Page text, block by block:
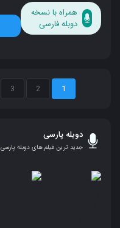
همراه با نسخه
دوبله فارسی
1
2
3
دوبله پارسی
جدید ترین فیلم های دوبله پارسی